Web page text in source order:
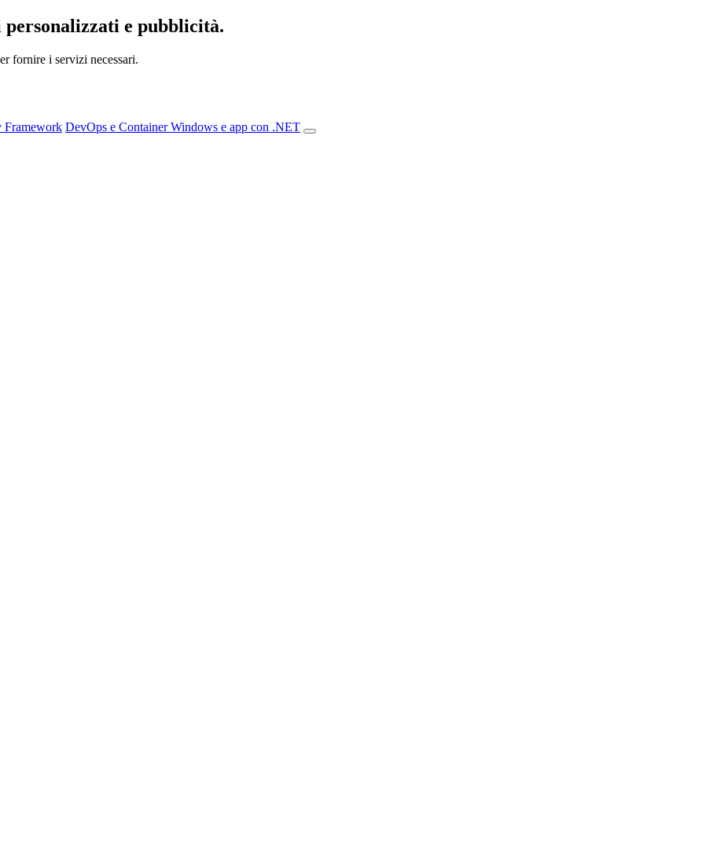
e pubblicità.
fornire i servizi necessari.
DevOps e ContainerWindows e app con .NET